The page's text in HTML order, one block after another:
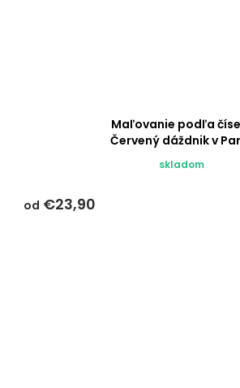
Maľovanie podľa
Červený dáždnik v
skladom
od €23,90